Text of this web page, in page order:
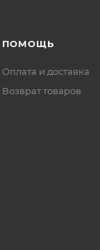
ПОМОЩЬ
Оплата и доставка
Возврат товаров